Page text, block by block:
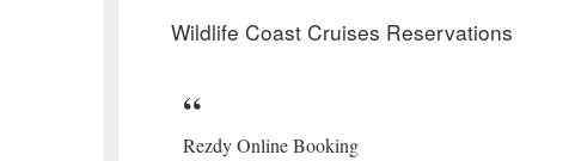
Wildlife Coast Cruises Reservations
Rezdy Online Booking